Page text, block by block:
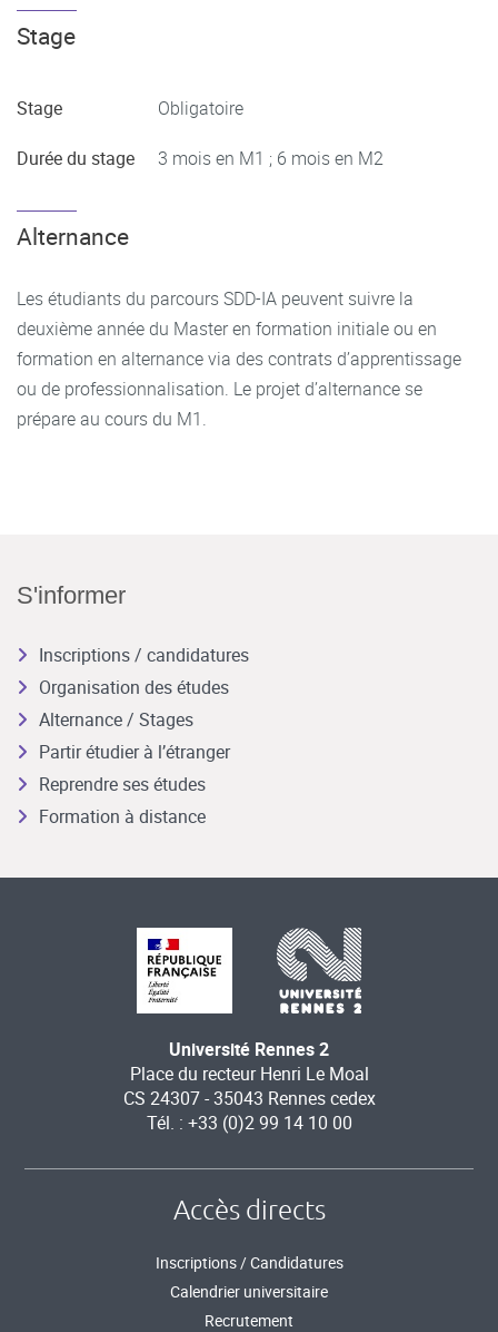
Stage
Stage Obligatoire
Durée du stage 3 mois en M1 ; 6 mois en M2
Alternance
Les étudiants du parcours SDD-IA peuvent suivre la
deuxième année du Master en formation initiale ou en
formation en alternance via des contrats d’apprentissage
ou de professionnalisation. Le projet d’alternance se
prépare au cours du M1.
S'informer
Inscriptions / candidatures
Organisation des études
Alternance / Stages
Partir étudier à l’étranger
Reprendre ses études
Formation à distance
Université Rennes 2
Place du recteur Henri Le Moal
CS 24307 - 35043 Rennes cedex
Tél. : +33 (0)2 99 14 10 00
Accès directs
Inscriptions / Candidatures
Calendrier universitaire
Recrutement